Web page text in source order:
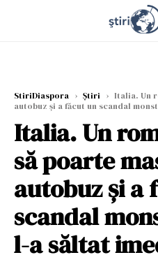
StiriDiaspora › Știri › Italia. Un
autobuz și a făcut un scandal
Italia. Un
să poarte
autobuz și a
scandal
l-a săltat